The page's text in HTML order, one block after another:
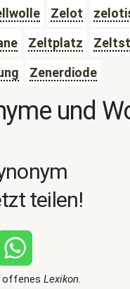
Zelot
Zeltplatz
Zenerdiode
und
teilen!
Lexikon.